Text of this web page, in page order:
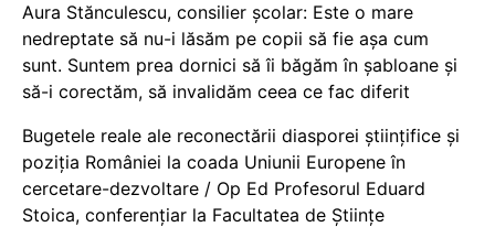
Aura Stănculescu, consilier școlar: Este o mare
nedreptate să nu-i lăsăm pe copii să fie așa cum
sunt. Suntem prea dornici să îi băgăm în șabloane și
să-i corectăm, să invalidăm ceea ce fac diferit
Bugetele reale ale reconectării diasporei științifice și
poziția României la coada Uniunii Europene în
cercetare-dezvoltare / Op Ed Profesorul Eduard
Stoica, conferențiar la Facultatea de Științe